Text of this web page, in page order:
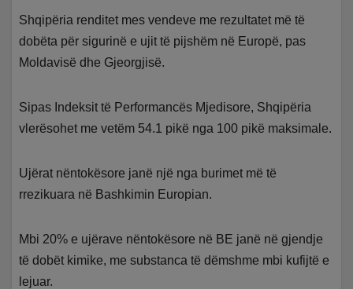
Shqipëria renditet mes vendeve me rezultatet më të
dobëta për sigurinë e ujit të pijshëm në Europë, pas
Moldavisë dhe Gjeorgjisë.
Sipas Indeksit të Performancës Mjedisore, Shqipëria
vlerësohet me vetëm 54.1 pikë nga 100 pikë maksimale.
Ujërat nëntokësore janë një nga burimet më të
rrezikuara në Bashkimin Europian.
Mbi 20% e ujërave nëntokësore në BE janë në gjendje
të dobët kimike, me substanca të dëmshme mbi kufijtë e
lejuar.